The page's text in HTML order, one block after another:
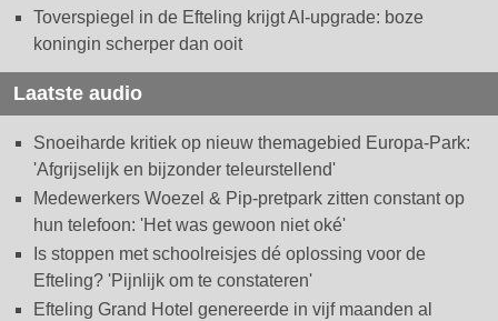
Toverspiegel in de Efteling krijgt AI-upgrade: boze
koningin scherper dan ooit
Laatste audio
Snoeiharde kritiek op nieuw themagebied Europa-Park:
'Afgrijselijk en bijzonder teleurstellend'
Medewerkers Woezel & Pip-pretpark zitten constant op
hun telefoon: 'Het was gewoon niet oké'
Is stoppen met schoolreisjes dé oplossing voor de
Efteling? 'Pijnlijk om te constateren'
Efteling Grand Hotel genereerde in vijf maanden al